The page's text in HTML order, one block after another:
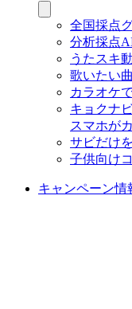
全国採点
分析採点
うたスキ
歌いたい
カラオケ
キョクナ
スマホが
サビだけ
子供向け
キャンペーン情